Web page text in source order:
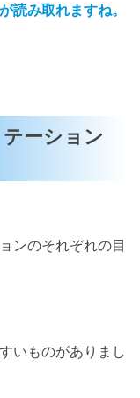
読み取れますね。
ーション
ンのそれぞれの目
いものがありまし